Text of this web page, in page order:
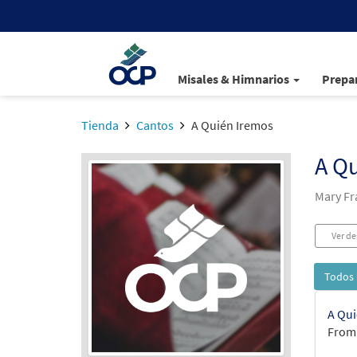
Misales & Himnarios
Tienda Cantos A Quién Iremos
A
Mary
Ver
A